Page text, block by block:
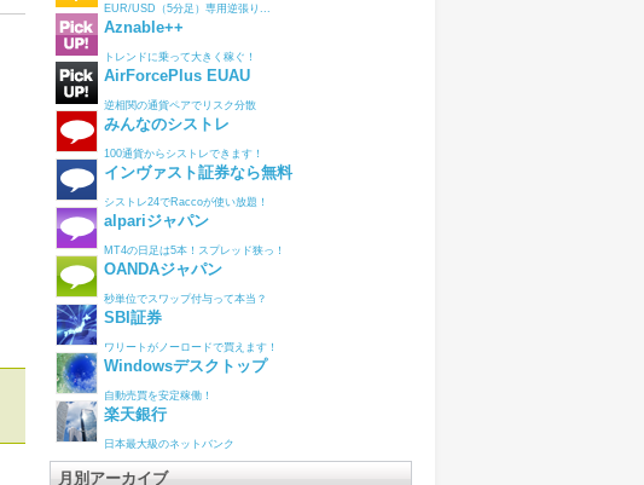
EUR/USD（5分足）専用逆張り...
Aznable++
トレンドに乗って大きく稼ぐ！
AirForcePlus EUAU
逆相関の通貨ペアでリスク分散
みんなのシストレ
100通貨からシストレできます！
インヴァスト証券なら無料
シストレ24でRaccoが使い放題！
alpariジャパン
MT4の日足は5本！スプレッド狭っ！
OANDAジャパン
秒単位でスワップ付与って本当？
SBI証券
ワリートがノーロードで買えます！
Windowsデスクトップ
自動売買を安定稼働！
楽天銀行
日本最大級のネットバンク
月別アーカイブ